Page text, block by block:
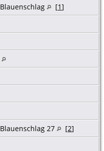
Blauenschlag [1]
Blauenschlag 27 [2]